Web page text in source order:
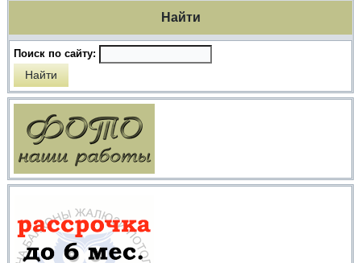
Найти
Поиск по сайту: